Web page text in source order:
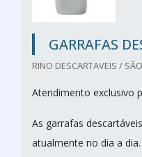
GARRAFAS
RINO DESCARTAVEIS /
Atendimento exclusivo
As garrafas
atualmente no dia a